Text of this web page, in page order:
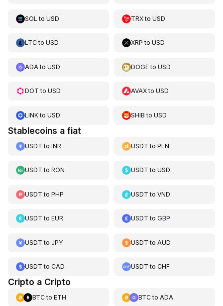
SOL to USD TRXtoUSD
LTCto USD XRP toUSD
ADA to USD DOGEtoUSD
DOT to USD AVAXtoUSD
LINKto USD SHIB toUSD
Stablecoins a fiat
USDT to INR USDT toPLN
USDT to RON USDT toUSD
USDT to PHP USDT toVND
USDT to EUR USDT toGBP
USDT to JPY USDT to AUD
USDT to CAD USDT toCHF
Cripto a Cripto
BTCto ETH BTCto ADA